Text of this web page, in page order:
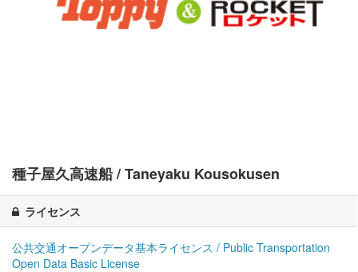
種子屋久高速船 / Taneyaku Kousokusen
ライセンス
公共交通オープンデータ基本ライセンス / Public Transportation
Open Data Basic License